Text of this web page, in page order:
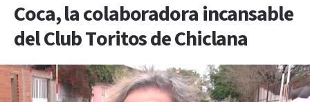
Coca, la colaboradora incansable
del Club Toritos de Chiclana